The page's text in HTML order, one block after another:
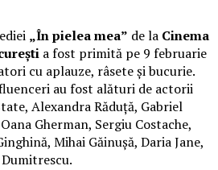
„În pielea mea” de la Cinema
a fost primită pe 9 februarie
cu aplauze, râsete și bucurie.
au fost alături de actorii
Alexandra Răduță, Gabriel
Gherman, Sergiu Costache,
Mihai Găinușă, Daria Jane,